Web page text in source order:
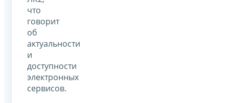
что
говорит
об
актуальности
и
доступности
электронных
сервисов.